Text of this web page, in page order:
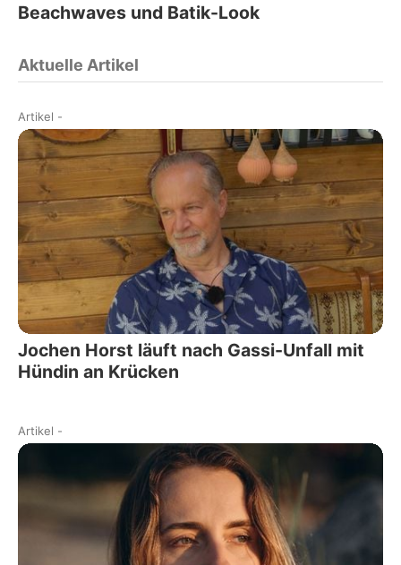
Beachwaves und Batik-Look
Aktuelle Artikel
Artikel -
Jochen Horst läuft nach Gassi-Unfall mit
Hündin an Krücken
Artikel -